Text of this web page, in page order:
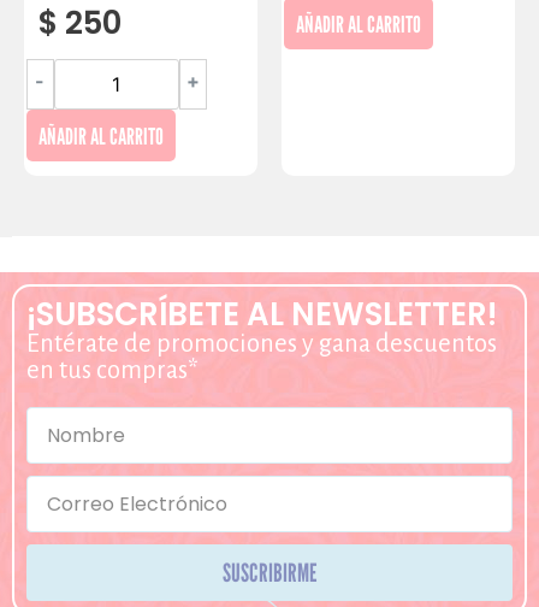
$ 250
- +
AÑADIR AL CARRITO
AÑADIR AL CARRITO
¡SUBSCRÍBETE AL NEWSLETTER!
Entérate de promociones y gana descuentos
en tus compras*
SUSCRIBIRME